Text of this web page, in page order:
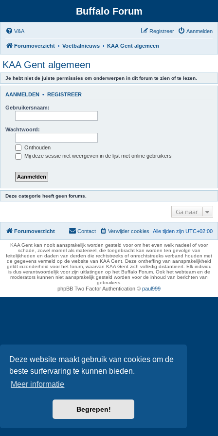
Deze website maakt gebruik van cookies om de
beste surfervaring te kunnen bieden.
Meer informatie
Begrepen!
Buffalo Forum
V&A Aanmelden
Registreer
Forumoverzicht Voetbalnieuws KAA Gent algemeen
KAA Gent algemeen
Je hebt niet de juiste permissies om onderwerpen in dit forum te zien of te lezen.
AANMELDEN • REGISTREER
Gebruikersnaam:
Wachtwoord:
Onthouden
Mij deze sessie niet weergeven in de lijst met online gebruikers
Deze categorie heeft geen forums.
Ga naar
Forumoverzicht Alle tijden zijn UTC+02:00
Verwijder cookies
Contact
KAA Gent kan nooit aansprakelijk worden gesteld voor om het even welk nadeel of voor
schade, zowel moreel als materieel, die toegebracht kan worden ten gevolge van
feitelijkheden en daden van derden die rechtstreeks of onrechtstreeks verband houden met
de gegevens vermeld op de website van KAA Gent. Deze ontheffing van aansprakelijkheid
geldt inzonderheid voor het forum, waarvan KAA Gent zich volledig distantieert. Elk individu
is dus verantwoordelijk voor zijn uitlatingen op het Buffalo Forum. Ook het webteam en de
moderators kunnen niet aansprakelijk gesteld worden voor de inhoud van berichten van
gebruikers.
phpBB Two Factor Authentication © paul999